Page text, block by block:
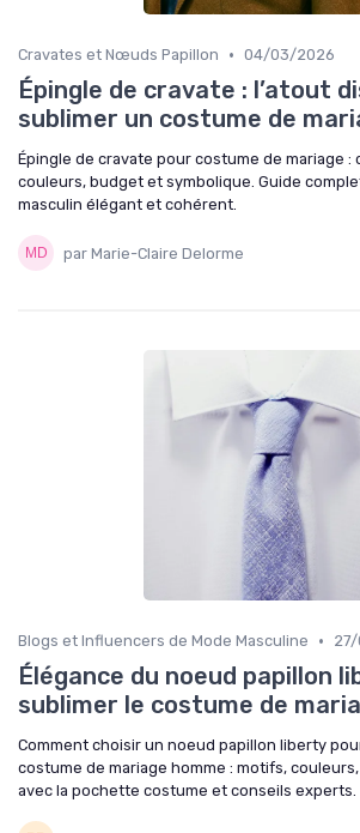
Cravates et Nœuds Papillon • 04/03/2026
Épingle de cravate : l’atout
sublimer un costume de
Épingle de cravate pour costume de mariage :
couleurs, budget et symbolique. Guide
masculin élégant et cohérent.
par Marie-Claire Delorme
Blogs et Influencers de Mode Masculine •
Élégance du noeud papillon
sublimer le costume de
Comment choisir un noeud papillon liberty
costume de mariage homme : motifs,
avec la pochette costume et conseils experts.